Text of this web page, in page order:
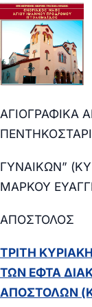
ΑΓΙΟΓΡΑΦΙΚΑ
ΓΥΝΑΙΚΩΝ”
ΜΑΡΚΟΥ
ΑΠΟΣΤΟΛΟΣ
ΤΡΙΤΗ
ΤΩΝ ΕΦΤΑ
ΑΠΟΣΤΟΛΩΝ